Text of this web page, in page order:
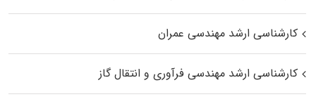
کارشناسی ارشد مهندسی عمران
کارشناسی ارشد مهندسی فرآوری و انتقال گاز